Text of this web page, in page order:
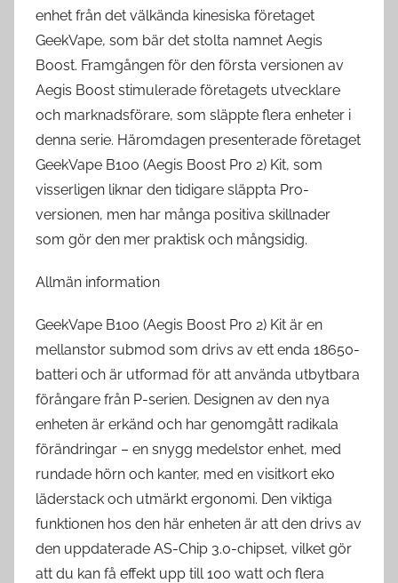
enhet från det välkända kinesiska företaget
GeekVape, som bär det stolta namnet Aegis
Boost. Framgången för den första versionen av
Aegis Boost stimulerade företagets utvecklare
och marknadsförare, som släppte flera enheter i
denna serie. Häromdagen presenterade företaget
GeekVape B100 (Aegis Boost Pro 2) Kit, som
visserligen liknar den tidigare släppta Pro-
versionen, men har många positiva skillnader
som gör den mer praktisk och mångsidig.
Allmän information
GeekVape B100 (Aegis Boost Pro 2) Kit är en
mellanstor submod som drivs av ett enda 18650-
batteri och är utformad för att använda utbytbara
förångare från P-serien. Designen av den nya
enheten är erkänd och har genomgått radikala
förändringar – en snygg medelstor enhet, med
rundade hörn och kanter, med en visitkort eko
läderstack och utmärkt ergonomi. Den viktiga
funktionen hos den här enheten är att den drivs av
den uppdaterade AS-Chip 3.0-chipset, vilket gör
att du kan få effekt upp till 100 watt och flera